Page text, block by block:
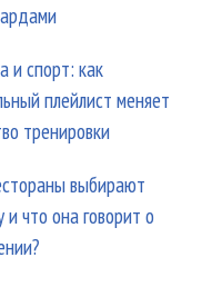
и спорт: как
плейлист меняет
тренировки
выбирают
и что она говорит о